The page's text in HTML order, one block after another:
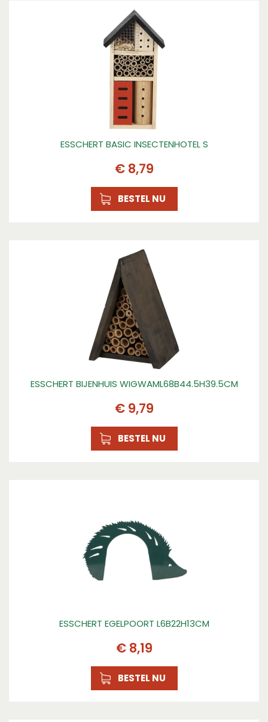
ESSCHERT BASIC INSECTENHOTEL S
€ 8,79
BESTEL NU
ESSCHERT BIJENHUIS WIGWAML68B44.5H39.5CM
€ 9,79
BESTEL NU
ESSCHERT EGELPOORT L6B22H13CM
€ 8,19
BESTEL NU